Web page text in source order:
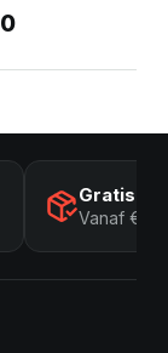
Gratis
Vanaf €